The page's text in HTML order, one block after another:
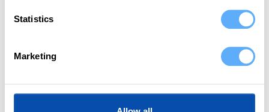
Statistics
Marketing
Das bedeutet, du musst keine spezielle Einrichtung
verfügbaren Apps aus und fahre fort.
2